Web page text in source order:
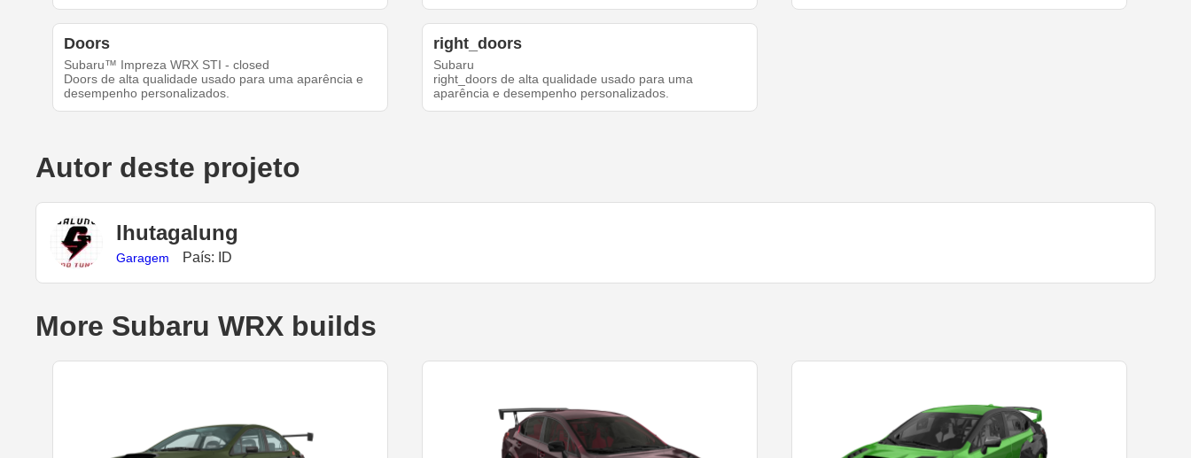
Doors
Subaru™ Impreza WRX STI - closed
Doors de alta qualidade usado para uma aparência e
desempenho personalizados.
right_doors
Subaru
right_doors de alta qualidade usado para uma
aparência e desempenho personalizados.
Autor deste projeto
lhutagalung
Garagem País: ID
More Subaru WRX builds